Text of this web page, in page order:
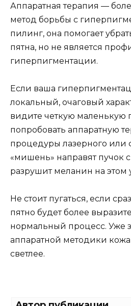
Аппаратная терапия —
метод борьбы с
пилинг, она помогает
пятна, но не является
гиперпигментации.
Если ваша
локальный, очаговый
видите четкую маленькую
попробовать аппаратную
процедуры лазерного или
«мишень» направят пучок
разрушит меланин на этом
Не стоит пугаться, если
пятно будет более
нормальный процесс. Уже
аппаратной методики кожа
светлее.